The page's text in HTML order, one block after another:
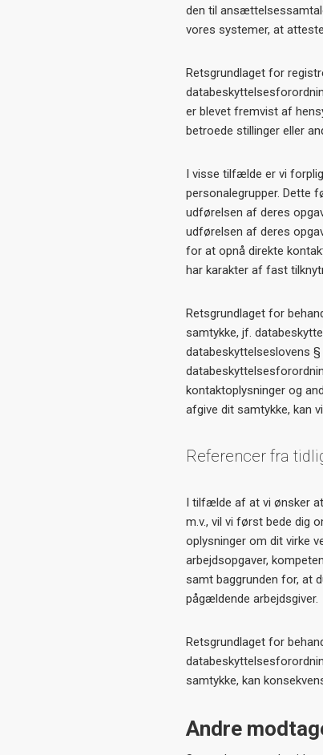
den til
vores systemer, at
Retsgrundlaget for
er blevet fremvist af
betroede stillinger eller
I visse tilfælde er vi
personalegrupper. Dette
udførelsen af deres
udførelsen af deres
for at opnå direkte
har karakter af fast
Retsgrundlaget for
samtykke, jf.
databeskyttelseslovens
kontaktoplysninger og
afgive dit samtykke, kan
Referencer fra
I tilfælde af at vi ønsker
m.v., vil vi først bede dig
oplysninger om dit virke
arbejdsopgaver,
samt baggrunden for, at
pågældende arbejdsgiver.
Retsgrundlaget for
samtykke, kan
Andre